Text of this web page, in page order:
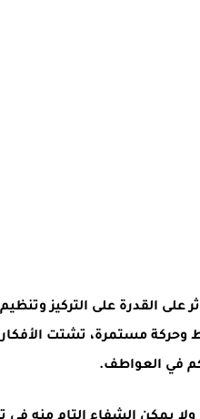
القدرة على التركيز وتنظيم
وحركة مستمرة، تشتت
في العواطف.